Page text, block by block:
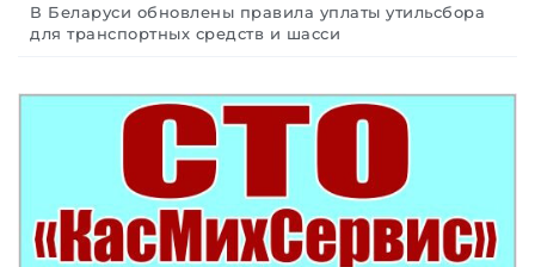
В Беларуси обновлены правила уплаты утильсбора
для транспортных средств и шасси